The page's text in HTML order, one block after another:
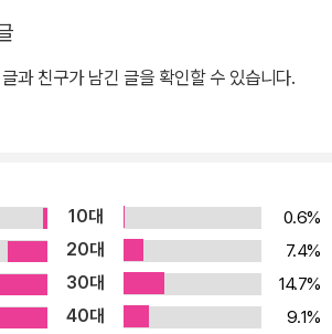
요일 심야를 행복하게 만들어주던 야간매점
엮었다. 이 책을 통해 출출하고 배고픈 밤과는
다. 그리고 다가오는 목요일 밤을 또 기다리
운 메뉴들이 입맛을 사로잡을지……. KBS
민정 | 문정선 | 김민지 | 천안희 | 박귤희
에 대한 스타들의 열의도 높아졌다. 방송에
요 포털 사이트의 실시간 검색어에 이름을
마트에 해당 메뉴의 재료가 동나는 사태도
아예 마트에서 선정된 요리를 위한 재료를
1주년을 즈음하여, 제작진은 그동안 야간매
한 권의 책으로 담아냈다. 38개의 등록메뉴
못했으나 놓치기에는 아쉬운 추가메뉴 39개
냈다. 여기 더 많은 야식 레시피를 기대하는
74개도 포함해 총 151개의 밤참 메뉴를 소
과 친구가 남긴 글을 확인할 수 있습니다.
10대
0.6%
20대
7.4%
30대
14.7%
40대
9.1%